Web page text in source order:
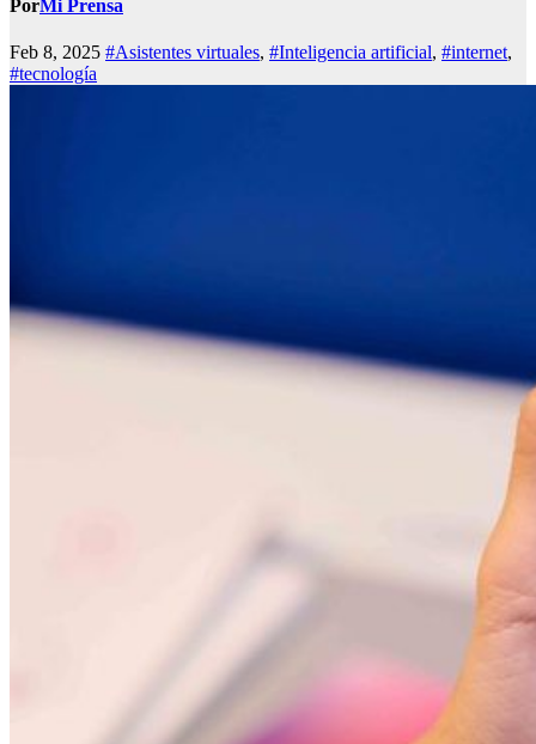
PorMi Prensa
Feb 8, 2025 #Asistentes virtuales, #Inteligencia artificial, #internet,
#tecnología